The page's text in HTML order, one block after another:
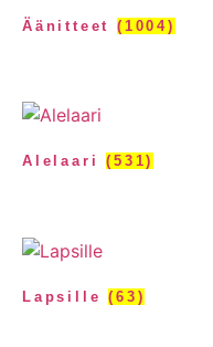
Äänitteet(1004)
Alelaari(531)
Lapsille(63)